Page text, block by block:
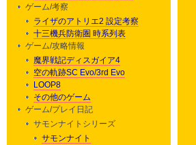
ゲーム/考察
ライザのアトリエ2 設定考察
十三機兵防衛圏 時系列表
ゲーム/攻略情報
魔界戦記ディスガイア4
空の軌跡SC Evo/3rd Evo
LOOP8
その他のゲーム
ゲーム/プレイ日記
サモンナイトシリーズ
サモンナイト